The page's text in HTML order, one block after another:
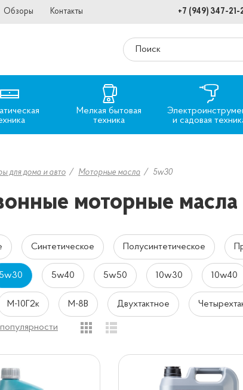
Обзоры Контакты +7 (949) 347-21-
Мелкая бытовая
техника
и садовая
для дома и авто Моторные масла 5w30
моторные
Синтетическое Полусинтетическое
5w30 5w40 5w50 10w30 10w40
М-10Г2к М-8В Двухтактное